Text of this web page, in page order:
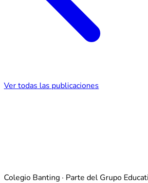
Ver todas las publicaciones
Colegio Banting · Parte del Grupo